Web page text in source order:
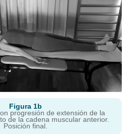
Figura 1b
progresión de extensión de la
de la cadena muscular anterior.
Posición final.